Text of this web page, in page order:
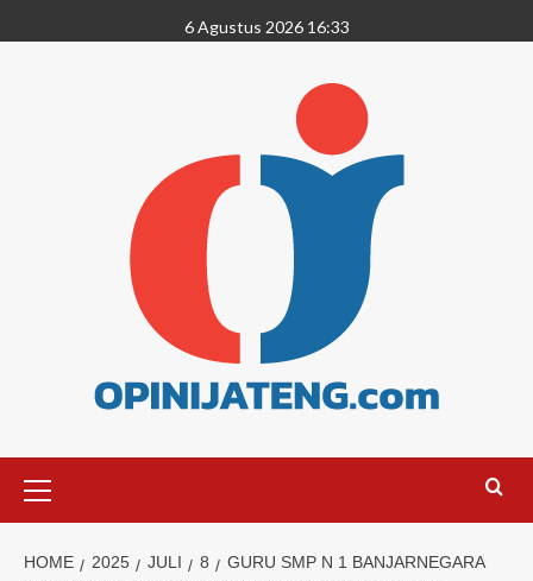
6 Agustus 2026 16:33
HOME 2025 JULI 8
GURU SMP N 1 BANJARNEGARA